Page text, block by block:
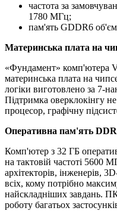
частота за
1780 МГц;
пам'ять GDDR6
Материнська плата на
«Фундамент» комп'ютера
материнська плата на
логіки виготовлено за 7-
Підтримка оверклокінгу
процесор, графічну
Оперативна пам'ять
Комп'ютер з 32 ГБ
на тактовій частоті 5600
архітекторів, інженерів,
всіх, кому потрібно
найскладніших завдань.
роботу багатьох